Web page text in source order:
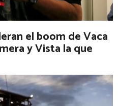
el boom de Vaca
y Vista la que